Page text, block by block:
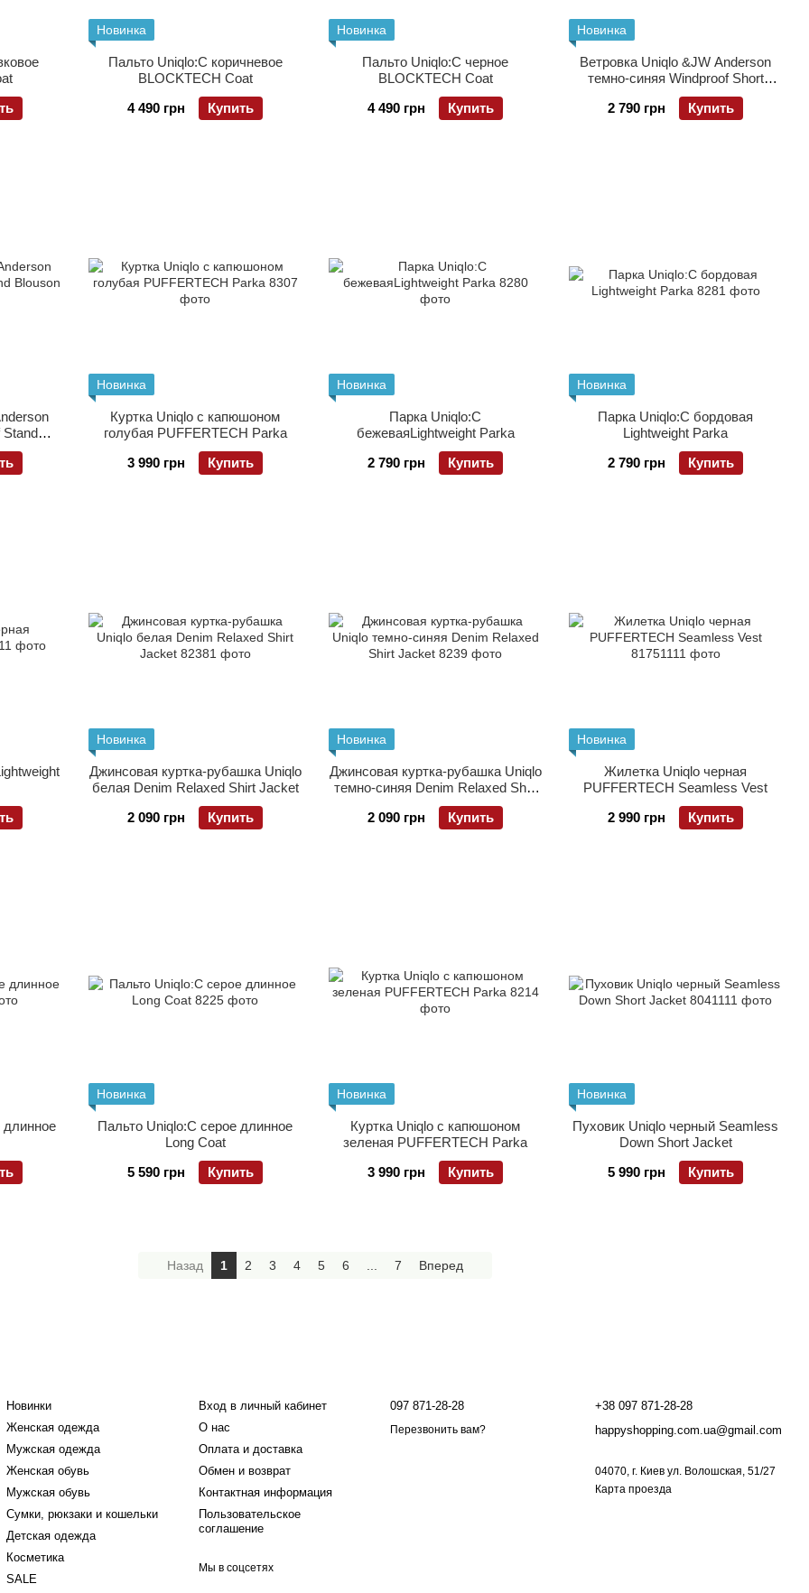
Новинка
Пальто Uniqlo:C коричневое
BLOCKTECH Coat
4 490 грн
Купить
Новинка
Пальто Uniqlo:C черное
BLOCKTECH Coat
4 490 грн
Купить
Новинка
Ветровка Uniqlo &JW Anderson
темно-синяя Windproof Short
Parka
2 790 грн
Купить
Stand
Новинка
Куртка Uniqlo с капюшоном
голубая PUFFERTECH Parka
3 990 грн
Купить
Новинка
Парка Uniqlo:С
бежеваяLightweight Parka
2 790 грн
Купить
Новинка
Парка Uniqlo:С бордовая
Lightweight Parka
2 790 грн
Купить
Новинка
Джинсовая куртка-рубашка Uniqlo
белая Denim Relaxed Shirt Jacket
2 090 грн
Купить
Новинка
Джинсовая куртка-рубашка Uniqlo
темно-синяя Denim Relaxed Shirt
Jacket
2 090 грн
Купить
Новинка
Жилетка Uniqlo черная
PUFFERTECH Seamless Vest
2 990 грн
Купить
длинное
Новинка
Пальто Uniqlo:C серое длинное
Long Coat
5 590 грн
Купить
Новинка
Куртка Uniqlo с капюшоном
зеленая PUFFERTECH Parka
3 990 грн
Купить
Новинка
Пуховик Uniqlo черный Seamless
Down Short Jacket
5 990 грн
Купить
Назад 1 2 3 4 5 6 7 Вперед
Новинки
Женская одежда
Мужская одежда
Женская обувь
Мужская обувь
Сумки, рюкзаки и кошельки
Детская одежда
Косметика
SALE
Вход в личный кабинет
О нас
Оплата и доставка
Обмен и возврат
Контактная информация
Пользовательское
соглашение
Мы в соцсетях
097 871-28-28
Перезвонить вам?
+38 097 871-28-28
happyshopping.com.ua@gmail.com
04070, г. Киев ул. Волошская, 51/27
Карта проезда